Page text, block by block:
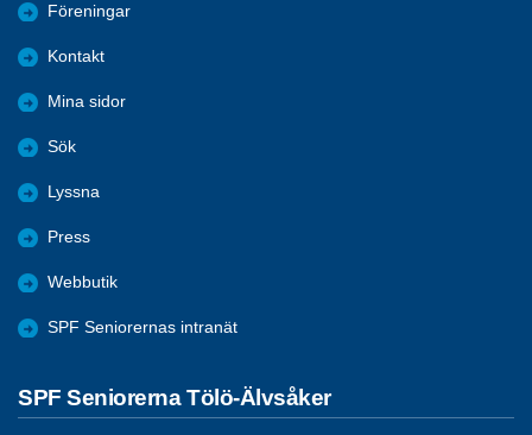
Föreningar
Kontakt
Mina sidor
Sök
Lyssna
Press
Webbutik
SPF Seniorernas intranät
SPF Seniorerna Tölö-Älvsåker